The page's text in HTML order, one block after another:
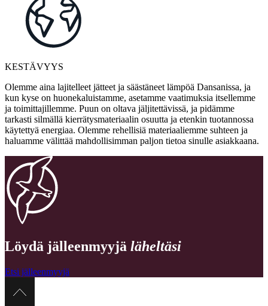
KESTÄVYYS
Olemme aina lajitelleet jätteet ja säästäneet lämpöä Dansanissa, ja
kun kyse on huonekaluistamme, asetamme vaatimuksia itsellemme
ja toimittajillemme. Puun on oltava jäljitettävissä, ja pidämme
tarkasti silmällä kierrätysmateriaalin osuutta ja etenkin tuotannossa
käytettyä energiaa. Olemme rehellisiä materiaaliemme suhteen ja
haluamme välittää mahdollisimman paljon tietoa sinulle asiakkaana.
Löydä jälleenmyyjä läheltäsi
Etsi jälleenmyyjä